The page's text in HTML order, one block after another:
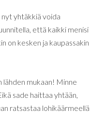
nyt yhtäkkiä voida
että kaikki menisi
on kesken ja kaupassakin
lähden mukaan! Minne
sade haittaa yhtään,
ratsastaa lohikäärmeellä